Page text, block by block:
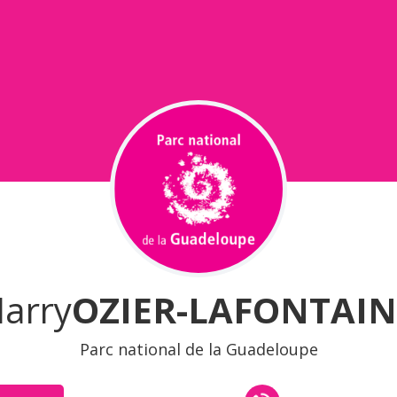
OZIER-
Parc national de la Guadeloupe